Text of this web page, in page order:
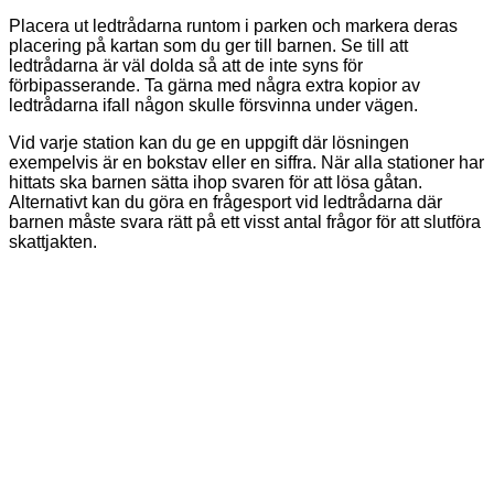
Placera ut ledtrådarna runtom i parken och markera deras
placering på kartan som du ger till barnen. Se till att
ledtrådarna är väl dolda så att de inte syns för
förbipasserande. Ta gärna med några extra kopior av
ledtrådarna ifall någon skulle försvinna under vägen.
Vid varje station kan du ge en uppgift där lösningen
exempelvis är en bokstav eller en siffra. När alla stationer har
hittats ska barnen sätta ihop svaren för att lösa gåtan.
Alternativt kan du göra en frågesport vid ledtrådarna där
barnen måste svara rätt på ett visst antal frågor för att slutföra
skattjakten.